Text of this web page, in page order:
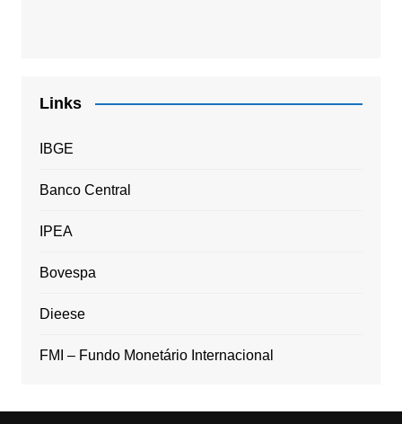
Links
IBGE
Banco Central
IPEA
Bovespa
Dieese
FMI – Fundo Monetário Internacional